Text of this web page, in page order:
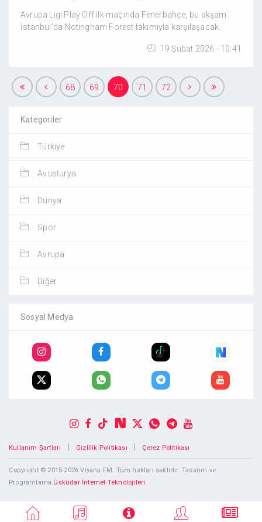
Avrupa Ligi Play Off ilk maçında Fenerbahçe, bu akşam
İstanbul’da Notingham Forest takımıyla karşılaşacak.
19 Şubat 2026 - 10:41
68 69 70 71 72
Kategoriler
Türkiye
Avusturya
Dünya
Spor
Avrupa
Diğer
Sosyal Medya
Kullanım Şartları Gizlilik Politikası Çerez Politikası
Copyright © 2015-2026 Viyana FM. Tüm hakları saklıdır. Tasarım ve
Programlama Üsküdar İnternet Teknolojileri.